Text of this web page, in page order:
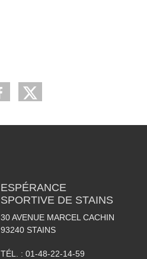
ESPÉRANCE
SPORTIVE DE STAINS
30 AVENUE MARCEL CACHIN
93240 STAINS
TÉL. : 01-48-22-14-59